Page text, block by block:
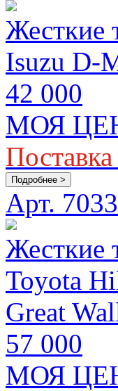
Жесткие
Isuzu D-
42 000
МОЯ
Поставка
Подробнее >
Арт.
Жесткие
Toyota
Great
57 000
МОЯ